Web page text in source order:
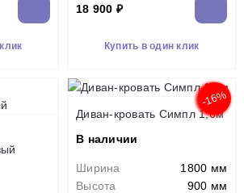
18 900 ₽
Купить в один клик
-16%
Диван-кровать Симпл 1,6м
В наличии
Ширина
1800 мм
Высота
900 мм